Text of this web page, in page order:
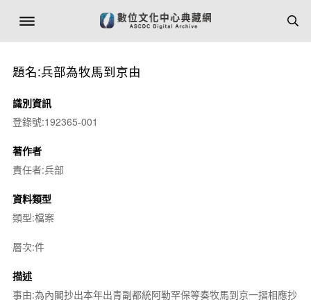
題名:兵部為牧馬到京由
識別資訊
登錄號:192365-001
著作者
責任者:兵部
資料類型
類型:檔案
層次:件
描述
事由:為內閣抄出本年出青副都統阿勒罕保等奏牧馬到京一摺相應抄